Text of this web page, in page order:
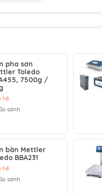
nền màu trắng có thể
pha sơn
Toledo
7500g /
hệ
So sánh
bàn Mettler
BBA231
hệ
So sánh